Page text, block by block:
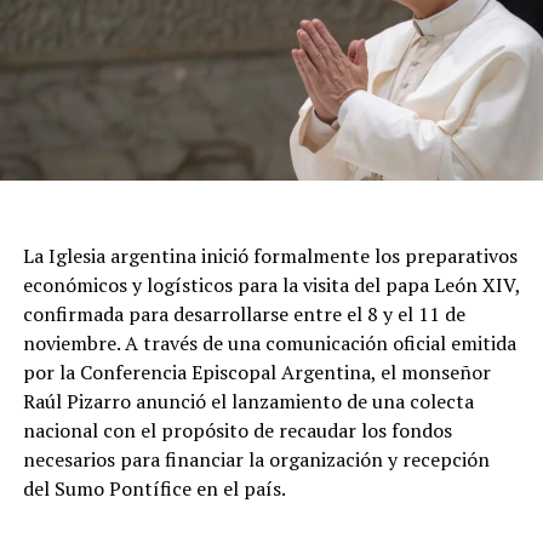
En cuanto a las proyecciones a doce meses, el 46,3% de
los relevados prevé que su nivel de actividad no
experimentará cambios significativos. Por otro lado, un
42,4% estima un escenario futuro más favorable, lo que
representa un avance de 4,7 puntos porcentuales en la
desempeño de su negocio. Finalmente, en lo relativo a
las decisiones de financiamiento, el 61,5% de los locales
juzgó que la coyuntura resulta desfavorable para
concretar nuevas inversiones de capital, en tanto que el
14% la consideró oportuna y el 24,5% optó por no fijar
una posición al respecto.
En el desglose por sectores, seis de las siete actividades
relevadas mostraron retrocesos en la comparación
La Iglesia argentina inició formalmente los preparativos
económicos y logísticos para la visita del papa León XIV,
confirmada para desarrollarse entre el 8 y el 11 de
noviembre. A través de una comunicación oficial emitida
por la Conferencia Episcopal Argentina, el monseñor
Raúl Pizarro anunció el lanzamiento de una colecta
nacional con el propósito de recaudar los fondos
necesarios para financiar la organización y recepción
del Sumo Pontífice en el país.